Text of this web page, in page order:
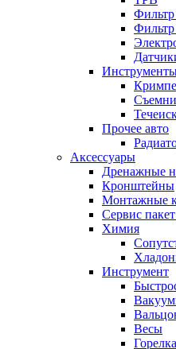
Прочее авто
Аксессуары
Дренажные
Кронштейны
Монтажные
Сервис
Химия
Инструмент
Весы
Горелка